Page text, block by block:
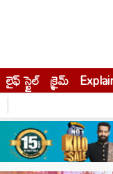
లైఫ్ స్టైల్ క్రైమ్